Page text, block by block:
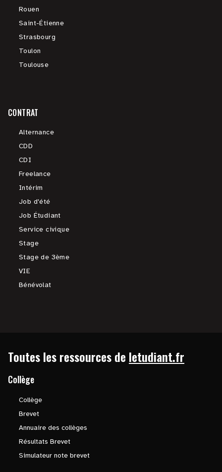
Rouen
Saint-Étienne
Strasbourg
Toulon
Toulouse
CONTRAT
Alternance
CDD
CDI
Freelance
Intérim
Job d'été
Job Étudiant
Service civique
Stage
Stage de 3ème
VIE
Bénévolat
Toutes les ressources de letudiant.fr
Collège
Collège
Brevet
Annuaire des collèges
Résultats Brevet
Simulateur note brevet